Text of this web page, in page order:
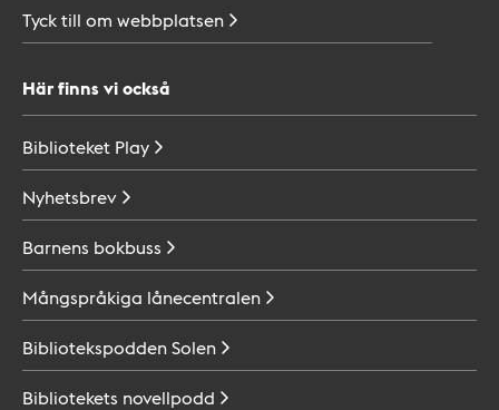
Tyck till om webbplatsen
Här finns vi också
Biblioteket Play
Nyhetsbrev
Barnens bokbuss
Mångspråkiga lånecentralen
BibliotekspoddenSolen
Bibliotekets novellpodd